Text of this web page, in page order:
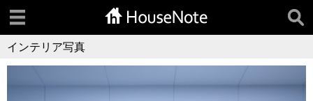
インテリア写真